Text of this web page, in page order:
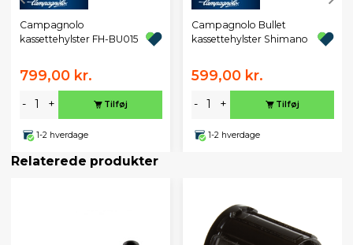
Campagnolo
kassettehylster FH-BU015
799,00 kr.
- + Tilføj
1-2 hverdage
Campagnolo Bullet
kassettehylster Shimano
599,00 kr.
- + Tilføj
1-2 hverdage
Relaterede produkter